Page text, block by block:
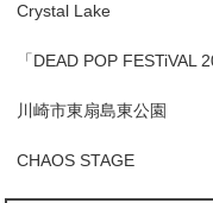
Crystal Lake
「DEAD POP FESTiVAL
川崎市東扇島東公園
CHAOS STAGE